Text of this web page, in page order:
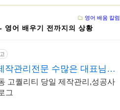
영어 배움 칼럼
영어 배우기 전까지의 상황
작관리전문 수많은 대표님들
고퀄리티 당일 제작관리,성공사
그